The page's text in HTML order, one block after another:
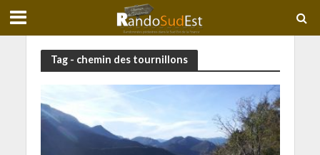
Tag - chemin des tournillons